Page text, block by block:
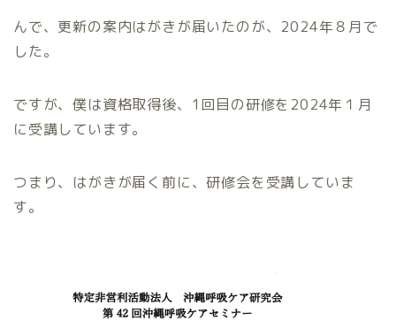
んで、更新の案内はがきが届いたのが、2024年８月で
した。
ですが、僕は資格取得後、1回目の研修を2024年１月
に受講しています。
つまり、はがきが届く前に、研修会を受講していま
す。